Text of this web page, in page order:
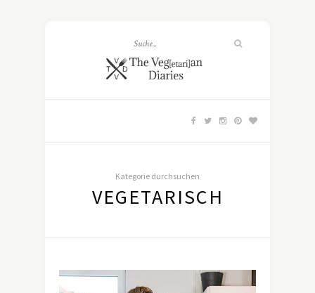
Kategorie durchsuchen
VEGETARISCH